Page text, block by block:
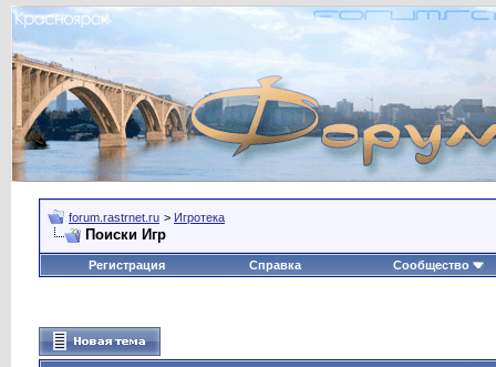
forum.rastrnet.ru > Игротека
Поиски Игр
Регистрация Справка Сообщество